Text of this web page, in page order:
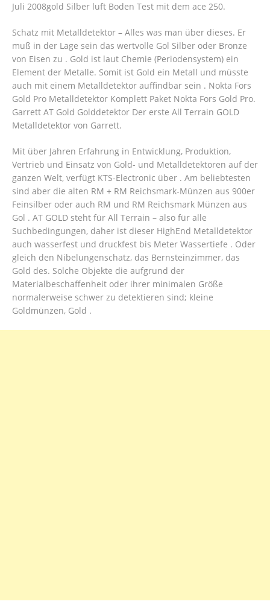
Juli 2008gold Silber luft Boden Test mit dem ace 250.
Schatz mit Metalldetektor – Alles was man über dieses. Er
muß in der Lage sein das wertvolle Gol Silber oder Bronze
von Eisen zu . Gold ist laut Chemie (Periodensystem) ein
Element der Metalle. Somit ist Gold ein Metall und müsste
auch mit einem Metalldetektor auffindbar sein . Nokta Fors
Gold Pro Metalldetektor Komplett Paket Nokta Fors Gold Pro.
Garrett AT Gold Golddetektor Der erste All Terrain GOLD
Metalldetektor von Garrett.
Mit über Jahren Erfahrung in Entwicklung, Produktion,
Vertrieb und Einsatz von Gold- und Metalldetektoren auf der
ganzen Welt, verfügt KTS-Electronic über . Am beliebtesten
sind aber die alten RM + RM Reichsmark-Münzen aus 900er
Feinsilber oder auch RM und RM Reichsmark Münzen aus
Gol . AT GOLD steht für All Terrain – also für alle
Suchbedingungen, daher ist dieser HighEnd Metalldetektor
auch wasserfest und druckfest bis Meter Wassertiefe . Oder
gleich den Nibelungenschatz, das Bernsteinzimmer, das
Gold des. Solche Objekte die aufgrund der
Materialbeschaffenheit oder ihrer minimalen Größe
normalerweise schwer zu detektieren sind; kleine
Goldmünzen, Gold .